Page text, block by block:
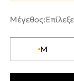
Μέγεθος:Επίλεξε
M